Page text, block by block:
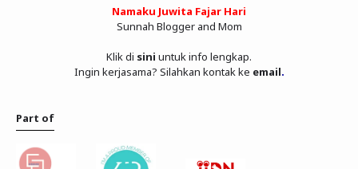
Namaku Juwita Fajar Hari
Sunnah Blogger and Mom
Klik di sini untuk info lengkap.
Ingin kerjasama? Silahkan kontak ke email.
Part of